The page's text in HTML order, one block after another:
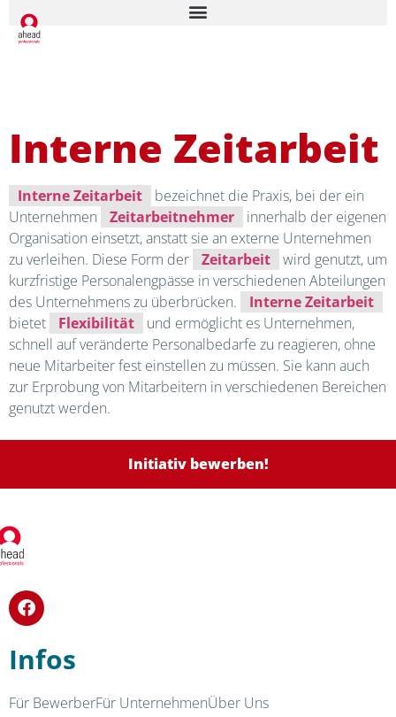
Interne Zeitarbeit
Interne Zeitarbeit
bezeichnet die Praxis, bei der ein
Unternehmen
Zeitarbeitnehmer
innerhalb der eigenen
Organisation einsetzt, anstatt sie an externe Unternehmen
zu verleihen. Diese Form der
Zeitarbeit
wird genutzt, um
kurzfristige Personalengpässe in verschiedenen Abteilungen
des Unternehmens zu überbrücken.
Interne Zeitarbeit
bietet
Flexibilität
und ermöglicht es Unternehmen,
schnell auf veränderte Personalbedarfe zu reagieren, ohne
neue Mitarbeiter fest einstellen zu müssen. Sie kann auch
zur Erprobung von Mitarbeitern in verschiedenen Bereichen
genutzt werden.
Initiativ bewerben!
Infos
Für BewerberFür UnternehmenÜber Uns